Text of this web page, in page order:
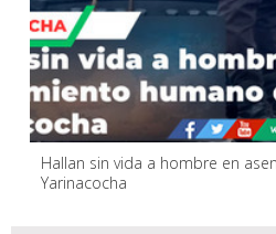
Hallan sin vida a hombre en
Yarinacocha